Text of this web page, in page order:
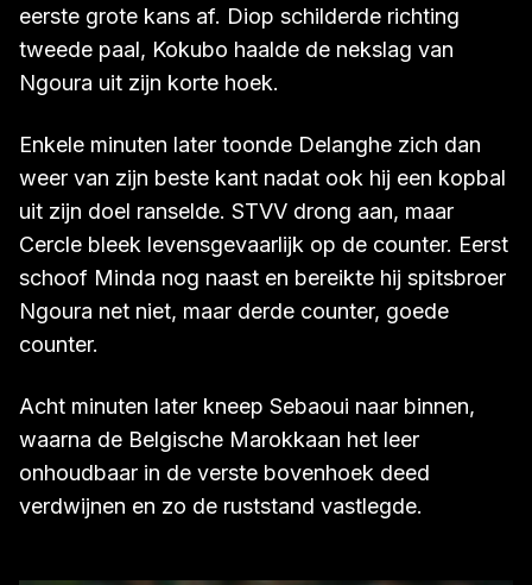
eerste grote kans af. Diop schilderde richting
tweede paal, Kokubo haalde de nekslag van
Ngoura uit zijn korte hoek.
Enkele minuten later toonde Delanghe zich dan
weer van zijn beste kant nadat ook hij een kopbal
uit zijn doel ranselde. STVV drong aan, maar
Cercle bleek levensgevaarlijk op de counter. Eerst
schoof Minda nog naast en bereikte hij spitsbroer
Ngoura net niet, maar derde counter, goede
counter.
Acht minuten later kneep Sebaoui naar binnen,
waarna de Belgische Marokkaan het leer
onhoudbaar in de verste bovenhoek deed
verdwijnen en zo de ruststand vastlegde.